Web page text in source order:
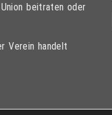
beitraten oder
Verein handelt